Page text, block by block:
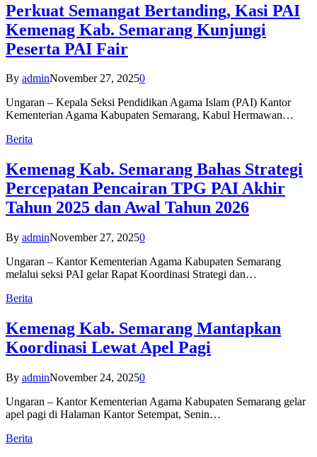
Perkuat Semangat Bertanding, Kasi PAI
Kemenag Kab. Semarang Kunjungi
Peserta PAI Fair
By adminNovember 27, 20250
Ungaran – Kepala Seksi Pendidikan Agama Islam (PAI) Kantor
Kementerian Agama Kabupaten Semarang, Kabul Hermawan…
Berita
Kemenag Kab. Semarang Bahas Strategi
Percepatan Pencairan TPG PAI Akhir
Tahun 2025 dan Awal Tahun 2026
By adminNovember 27, 20250
Ungaran – Kantor Kementerian Agama Kabupaten Semarang
melalui seksi PAI gelar Rapat Koordinasi Strategi dan…
Berita
Kemenag Kab. Semarang Mantapkan
Koordinasi Lewat Apel Pagi
By adminNovember 24, 20250
Ungaran – Kantor Kementerian Agama Kabupaten Semarang gelar
apel pagi di Halaman Kantor Setempat, Senin…
Berita